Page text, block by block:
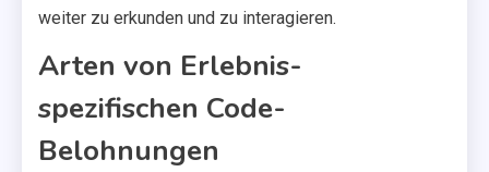
weiter zu erkunden und zu interagieren.
Arten von Erlebnis-
spezifischen Code-
Belohnungen